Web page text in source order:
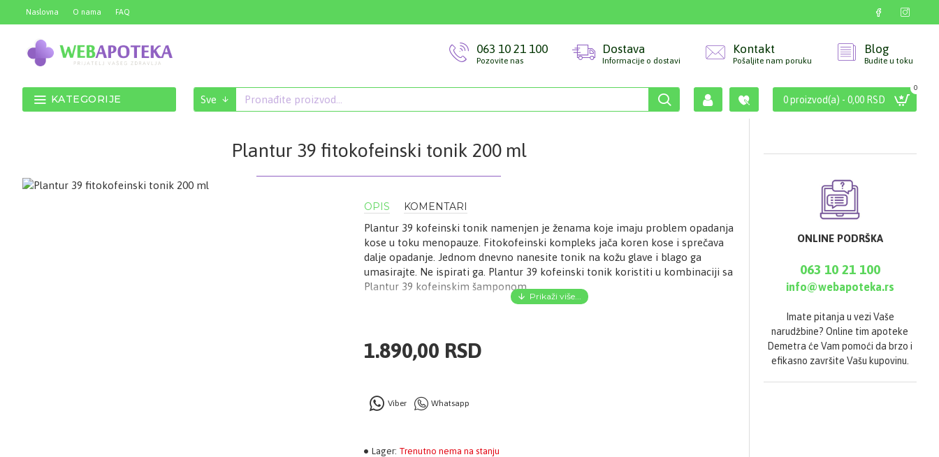
Naslovna O nama FAQ
063 10 21 100
Pozovite nas
Dostava
Informacije o dostavi
Kontakt
Pošaljite nam poruku
Blog
Budite u toku
KATEGORIJE Sve 0 proizvod(a) - 0,00 RSD
0
Plantur 39 fitokofeinski tonik 200 ml
OPIS KOMENTARI
Plantur 39 kofeinski tonik namenjen je ženama koje imaju problem opadanja
kose u toku menopauze. Fitokofeinski kompleks jača koren kose i sprečava
dalje opadanje. Jednom dnevno nanesite tonik na kožu glave i blago ga
umasirajte. Ne ispirati ga. Plantur 39 kofeinski tonik koristiti u kombinaciji sa
Plantur 39 kofeinskim šamponom.
Lager: Trenutno nema na stanju
1.890,00 RSD
Viber Whatsapp
ONLINE PODRŠKA
063 10 21 100
info@webapoteka.rs
Imate pitanja u vezi Vaše
narudžbine? Online tim apoteke
Demetra će Vam pomoći da brzo i
efikasno završite Vašu kupovinu.